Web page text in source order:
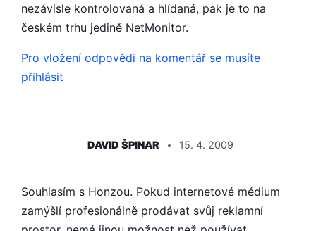
nezávisle kontrolovaná a hlídaná, pak je to na
českém trhu jedině NetMonitor.
Pro vložení odpovědi na komentář se musíte
přihlásit
DAVID ŠPINAR
15. 4. 2009
Souhlasím s Honzou. Pokud internetové médium
zamýšlí profesionálně prodávat svůj reklamní